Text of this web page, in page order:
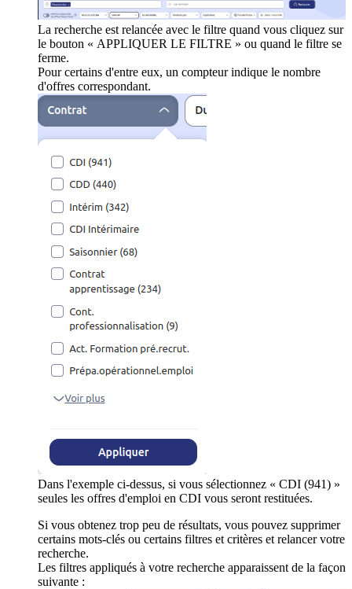
La recherche est relancée avec le filtre quand vous cliquez sur
le bouton « APPLIQUER LE FILTRE » ou quand le filtre se
ferme.
Pour certains d'entre eux, un compteur indique le nombre
d'offres correspondant.
Dans l'exemple ci-dessus, si vous sélectionnez « CDI (941) »
seules les offres d'emploi en CDI vous seront restituées.
Si vous obtenez trop peu de résultats, vous pouvez supprimer
certains mots-clés ou certains filtres et critères et relancer votre
recherche.
Les filtres appliqués à votre recherche apparaissent de la façon
suivante :